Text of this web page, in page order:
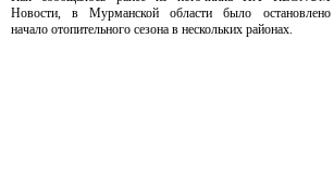
Новости, в Мурманской области было остановлено
начало отопительного сезона в нескольких районах.